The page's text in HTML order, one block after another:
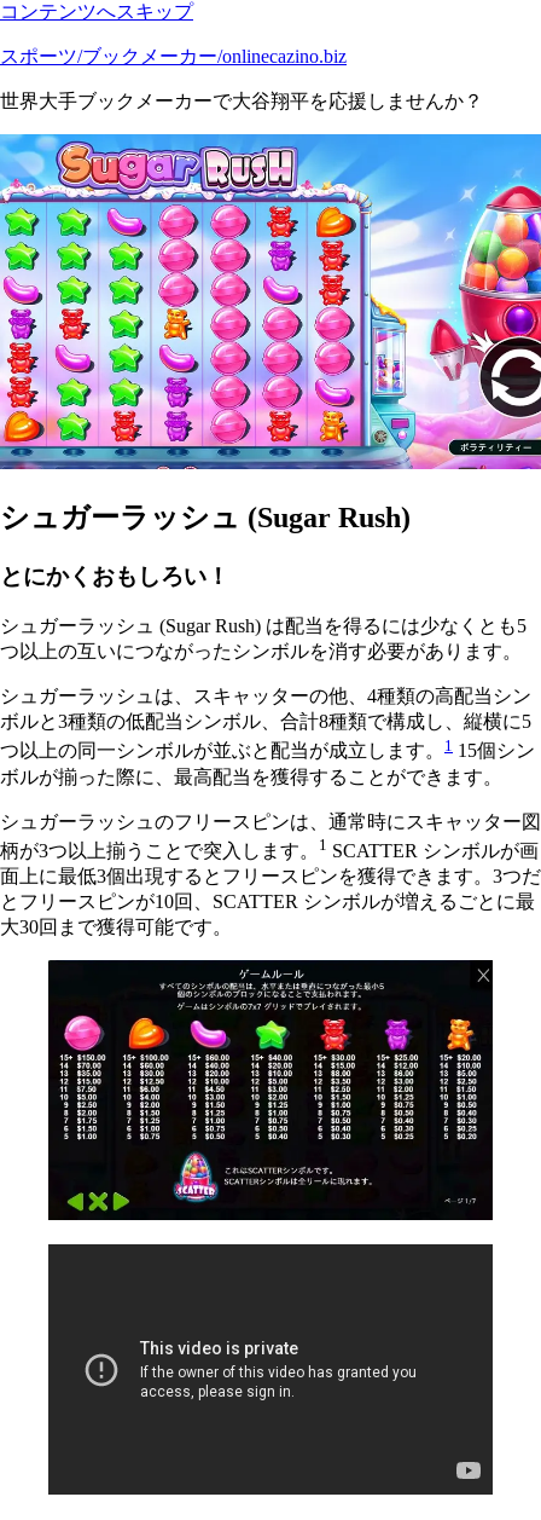
コンテンツへスキップ
スポーツ/ブックメーカー/onlinecazino.biz
世界大手ブックメーカーで大谷翔平を応援しませんか？
シュガーラッシュ (Sugar Rush)
とにかくおもしろい！
シュガーラッシュ (Sugar Rush) は配当を得るには少なくとも5
つ以上の互いにつながったシンボルを消す必要があります。
シュガーラッシュは、スキャッターの他、4種類の高配当シン
ボルと3種類の低配当シンボル、合計8種類で構成し、縦横に5
つ以上の同一シンボルが並ぶと配当が成立します。
1 15個シン
ボルが揃った際に、最高配当を獲得することができます。
シュガーラッシュのフリースピンは、通常時にスキャッター図
柄が3つ以上揃うことで突入します。
1 SCATTER シンボルが画
面上に最低3個出現するとフリースピンを獲得できます。3つだ
とフリースピンが10回、SCATTER シンボルが増えるごとに最
大30回まで獲得可能です。